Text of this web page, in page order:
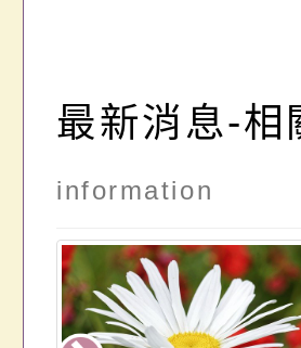
最新消息-相
information